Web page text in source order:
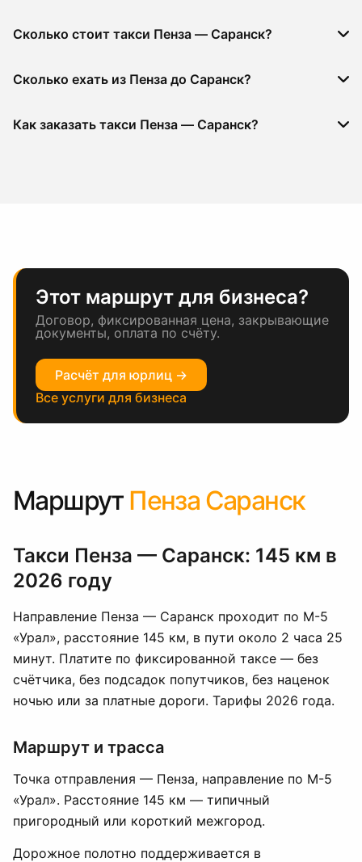
Сколько стоит такси Пенза — Саранск?
Сколько ехать из Пенза до Саранск?
Как заказать такси Пенза — Саранск?
Этот маршрут для бизнеса?
Договор, фиксированная цена, закрывающие
документы, оплата по счёту.
Расчёт для юрлиц →
Все услуги для бизнеса
Маршрут Пенза Саранск
Такси Пенза — Саранск: 145 км в
2026 году
Направление Пенза — Саранск проходит по М-5
«Урал», расстояние 145 км, в пути около 2 часа 25
минут. Платите по фиксированной таксе — без
счётчика, без подсадок попутчиков, без наценок
ночью или за платные дороги. Тарифы 2026 года.
Маршрут и трасса
Точка отправления — Пенза, направление по М-5
«Урал». Расстояние 145 км — типичный
пригородный или короткий межгород.
Дорожное полотно поддерживается в